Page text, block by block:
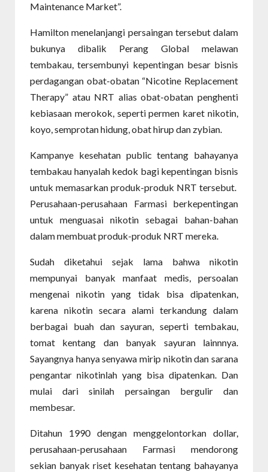
Maintenance Market”.
Hamilton menelanjangi persaingan tersebut dalam
bukunya dibalik Perang Global melawan
tembakau, tersembunyi kepentingan besar bisnis
perdagangan obat-obatan “Nicotine Replacement
Therapy” atau NRT alias obat-obatan penghenti
kebiasaan merokok, seperti permen karet nikotin,
koyo, semprotan hidung, obat hirup dan zybian.
Kampanye kesehatan public tentang bahayanya
tembakau hanyalah kedok bagi kepentingan bisnis
untuk memasarkan produk-produk NRT tersebut.
Perusahaan-perusahaan Farmasi berkepentingan
untuk menguasai nikotin sebagai bahan-bahan
dalam membuat produk-produk NRT mereka.
Sudah diketahui sejak lama bahwa nikotin
mempunyai banyak manfaat medis, persoalan
mengenai nikotin yang tidak bisa dipatenkan,
karena nikotin secara alami terkandung dalam
berbagai buah dan sayuran, seperti tembakau,
tomat kentang dan banyak sayuran lainnnya.
Sayangnya hanya senyawa mirip nikotin dan sarana
pengantar nikotinlah yang bisa dipatenkan. Dan
mulai dari sinilah persaingan bergulir dan
membesar.
Ditahun 1990 dengan menggelontorkan dollar,
perusahaan-perusahaan Farmasi mendorong
sekian banyak riset kesehatan tentang bahayanya